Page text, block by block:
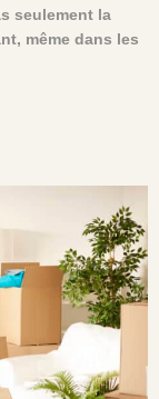
seulement la
même dans les